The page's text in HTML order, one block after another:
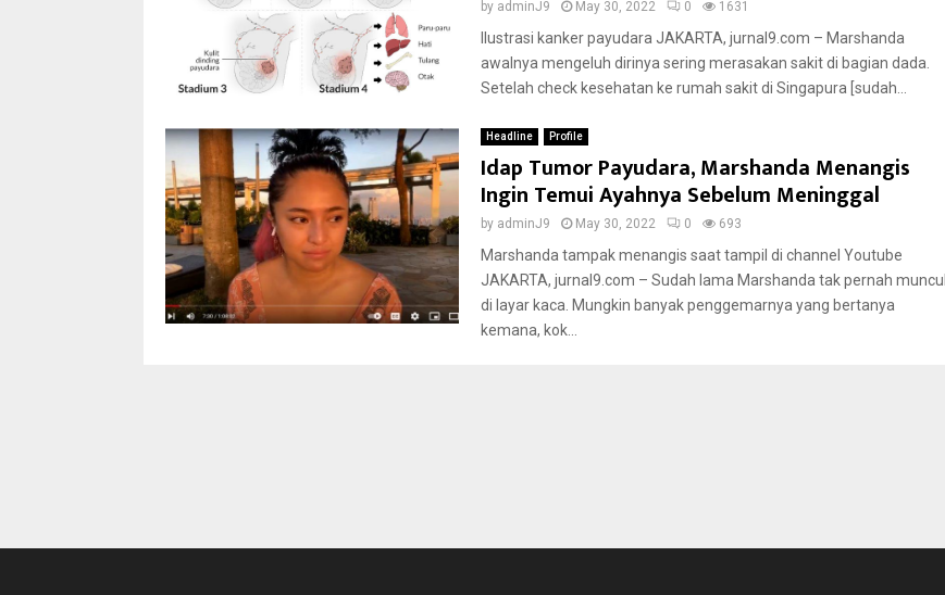
by adminJ9 May 30, 2022 0 1631
Ilustrasi kanker payudara JAKARTA, jurnal9.com – Marshanda
awalnya mengeluh dirinya sering merasakan sakit di bagian dada.
Setelah check kesehatan ke rumah sakit di Singapura [sudah...
Headline Profile
Idap Tumor Payudara, Marshanda Menangis
Ingin Temui Ayahnya Sebelum Meninggal
by adminJ9 May 30, 2022 0 693
Marshanda tampak menangis saat tampil di channel Youtube
JAKARTA, jurnal9.com – Sudah lama Marshanda tak pernah muncul
di layar kaca. Mungkin banyak penggemarnya yang bertanya
kemana, kok...